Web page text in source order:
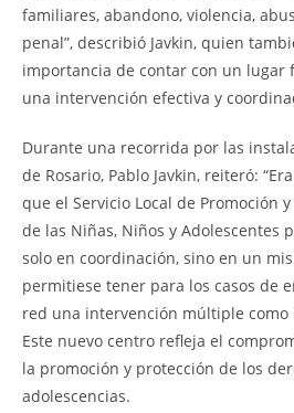
familiares, abandono, violencia,
penal”, describió Javkin, quien
importancia de contar con un lugar
una intervención efectiva y
Durante una recorrida por las
de Rosario, Pablo Javkin, reiteró:
que el Servicio Local de Promoción
de las Niñas, Niños y Adolescentes
solo en coordinación, sino en un
permitiese tener para los casos de
red una intervención múltiple como
Este nuevo centro refleja el
la promoción y protección de los
adolescencias.